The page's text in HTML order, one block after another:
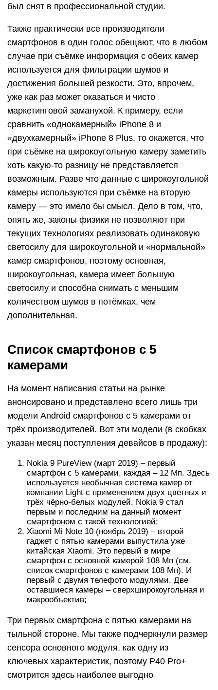
был снят в профессиональной студии.
Также практически все производители
смартфонов в один голос обещают, что в любом
случае при съёмке информация с обеих камер
используется для фильтрации шумов и
достижения большей резкости. Это, впрочем,
уже как раз может оказаться и чисто
маркетинговой заманухой. К примеру, если
сравнить «однокамерный» iPhone 8 и
«двухкамерный» iPhone 8 Plus, то окажется, что
при съёмке на широкоугольную камеру заметить
хоть какую-то разницу не представляется
возможным. Разве что данные с широкоугольной
камеры используются при съёмке на вторую
камеру — это имело бы смысл. Дело в том, что,
опять же, законы физики не позволяют при
текущих технологиях реализовать одинаковую
светосилу для широкоугольной и «нормальной»
камер смартфонов, поэтому основная,
широкоугольная, камера имеет большую
светосилу и способна снимать с меньшим
количеством шумов в потёмках, чем
дополнительная.
Список смартфонов с 5
камерами
На момент написания статьи на рынке
анонсировано и представлено всего лишь три
модели Android смартфонов с 5 камерами от
трёх производителей. Вот эти модели (в скобках
указан месяц поступления девайсов в продажу):
Nokia 9 PureView (март 2019) – первый
смартфон с 5 камерами, каждая – 12 Мп. Здесь
используется необычная система камер от
компании Light с применением двух цветных и
трёх чёрно-белых модулей. Nokia 9 стал
первым и последним на данный момент
смартфоном с такой технологией;
Xiaomi Mi Note 10 (ноябрь 2019) – второй
гаджет с пятью камерами выпустила уже
китайская Xiaomi. Это первый в мире
смартфон с основной камерой 108 Мп (см.
список смартфонов с камерами 108 Мп). И
первый с двумя телефото модулями. Две
оставшиеся камеры – сверхширокоугольная и
макрообъектив;
Три первых смартфона с пятью камерами на
тыльной стороне. Мы также подчеркнули размер
сенсора основного модуля, как одну из
ключевых характеристик, поэтому P40 Pro+
смотрится здесь наиболее выгодно